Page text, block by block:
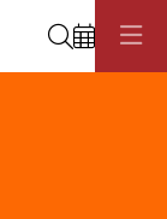
Cerca